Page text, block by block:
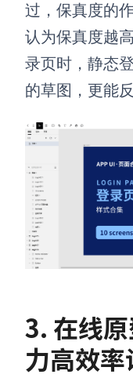
过，保真度的
认为保真度越
录页时，静态
的草图，更能
3. 在线
力高效率